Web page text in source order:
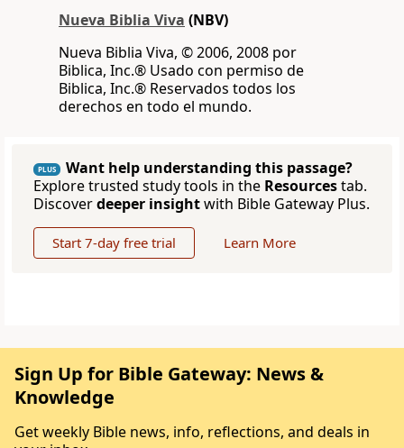
Nueva Biblia Viva (NBV)
Nueva Biblia Viva, © 2006, 2008 por
Biblica, Inc.® Usado con permiso de
Biblica, Inc.® Reservados todos los
derechos en todo el mundo.
PLUS
Want help understanding this passage?
Explore trusted study tools in the Resourcestab.
Discoverdeeper insightwith Bible Gateway Plus.
Start 7-day free trial Learn More
Sign Up for Bible Gateway: News &
Knowledge
Get weekly Bible news, info, reflections, and deals in